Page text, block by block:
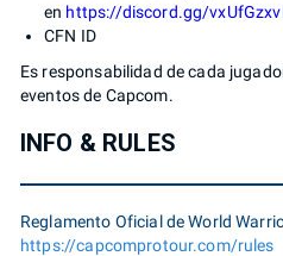
en https://discord.gg/
CFN ID
Es responsabilidad de cada
eventos de Capcom.
INFO & RULES
Reglamento Oficial de World
https://capcomprotour.com/rules